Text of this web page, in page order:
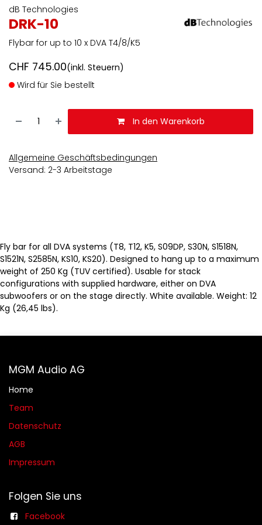
dB Technologies
DRK-10
Flybar for up to 10 x DVA T4/8/K5
CHF 745.00(inkl. Steuern)
Wird für Sie bestellt
In den Warenkorb
Allgemeine Geschäftsbedingungen
Versand: 2-3 Arbeitstage
Fly bar for all DVA systems (T8, T12, K5, S09DP, S30N, S1518N,
S1521N, S2585N, KS10, KS20). Designed to hang up to a maximum
weight of 250 Kg (TUV certified). Usable for stack
configurations with supplied hardware, either on DVA
subwoofers or on the stage directly. White available. Weight: 12
Kg (26,45 lbs).
MGM Audio AG
Home
Team
Datenschutz
AGB​​
Impressum
Folgen Sie uns
Facebook